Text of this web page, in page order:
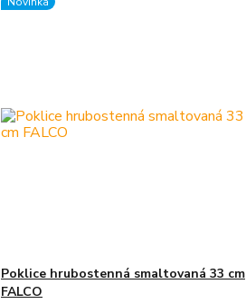
Poklice hrubostenná smaltovaná 33 cm
FALCO